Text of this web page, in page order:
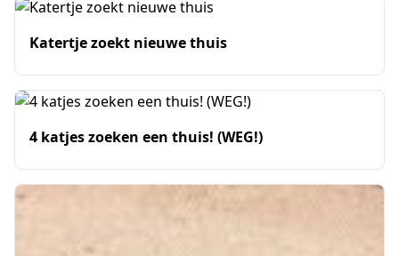
Katertje zoekt nieuwe thuis
4 katjes zoeken een thuis! (WEG!)